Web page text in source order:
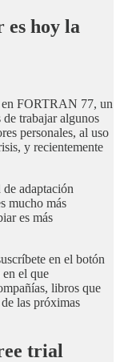
es hoy la
en FORTRAN 77, un
trabajar algunos
personales, al uso
y recientemente
adaptación
mucho más
es más
en el botón
en el que
libros que
las próximas
trial